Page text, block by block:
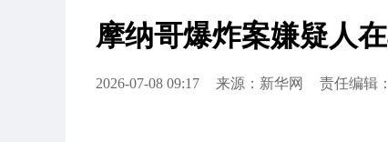
摩纳哥爆炸案嫌疑人
2026-07-08 09:17 来源：新华网 责任编辑